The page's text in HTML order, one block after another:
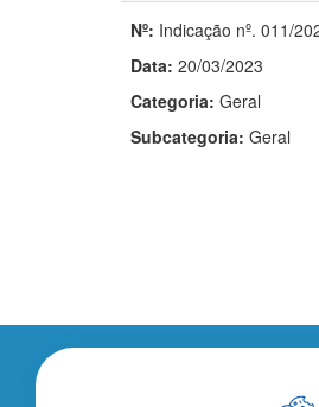
Nº: Indicação nº. 011/
Data: 20/03/2023
Categoria: Geral
Subcategoria: Geral
Não